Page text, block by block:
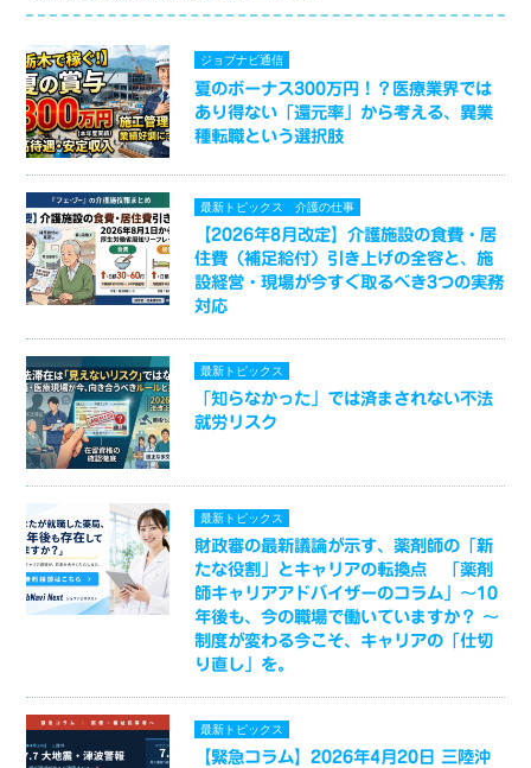
ジョブナビ通信
夏のボーナス300万円！？医療業界では
あり得ない「還元率」から考える、異業
種転職という選択肢
最新トピックス 介護の仕事
【2026年8月改定】介護施設の食費・居
住費（補足給付）引き上げの全容と、施
設経営・現場が今すぐ取るべき3つの実務
対応
最新トピックス
「知らなかった」では済まされない不法
就労リスク
最新トピックス
財政審の最新議論が示す、薬剤師の「新
たな役割」とキャリアの転換点 「薬剤
師キャリアアドバイザーのコラム」～10
年後も、今の職場で働いていますか？ ～
制度が変わる今こそ、キャリアの「仕切
り直し」を。
最新トピックス
【緊急コラム】2026年4月20日 三陸沖